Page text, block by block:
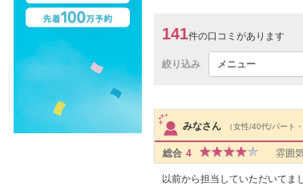
141件の口コミがあります
絞り込み メニュー
サロンPick Up
みなさん
（女性/40代/パート
総合 4 雰囲
以前から担当していただいてま